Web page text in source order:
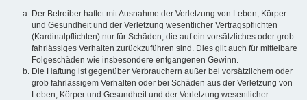
Der Betreiber haftet mit Ausnahme der Verletzung von Leben, Körper
und Gesundheit und der Verletzung wesentlicher Vertragspflichten
(Kardinalpflichten) nur für Schäden, die auf ein vorsätzliches oder grob
fahrlässiges Verhalten zurückzuführen sind. Dies gilt auch für mittelbare
Folgeschäden wie insbesondere entgangenen Gewinn.
Die Haftung ist gegenüber Verbrauchern außer bei vorsätzlichem oder
grob fahrlässigem Verhalten oder bei Schäden aus der Verletzung von
Leben, Körper und Gesundheit und der Verletzung wesentlicher